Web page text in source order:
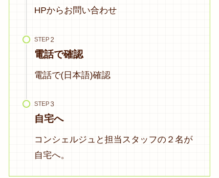
HPからお問い合わせ
STEP
電話で確認
電話で(日本語)確認
STEP
自宅へ
コンシェルジュと担当スタッフの２名が
自宅へ。